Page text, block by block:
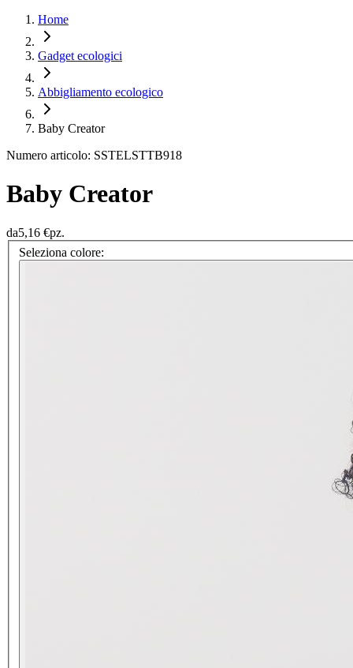
Home
Gadget ecologici
Abbigliamento ecologico
Baby Creator
Numero articolo: SSTELSTTB918
Baby Creator
da5,16 €pz.
Seleziona colore: